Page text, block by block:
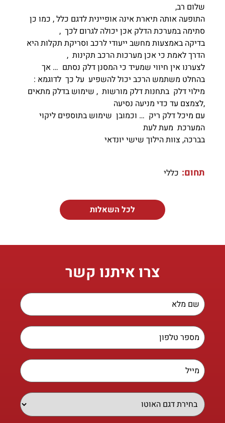
שלום רב,
התופעה אותה תיארת אינה אופיינית לדגם כלל , כמו כן
סתימה במערכת הדלק אכן יכולה לגרום לכך ,
בדיקה באמצעות מחשב ייעודי לרכב וסריקת תקלות היא
הדרך לאמת כי אכן מערכות הרכב תקינות ,
לצערנו אין חיווי שמעיד כי המסנן דלק נסתם … אך
בהחלט משתמש הרכב יכול להשפיע על כך לדוגמא :
מילוי דלק בתחנות דלק מורשות , שימוש בדלק מתאים
,לצמצם עד כדי מניעה נסיעה
עם מיכל דלק ריק … וכמובן שימוש בתוספים ליקוי
המערכת מעת לעת
בברכה, צוות הילוך שישי יונדאי
תחום: כללי
לכל השאלות
צרו איתנו קשר